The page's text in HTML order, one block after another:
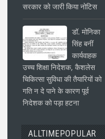
सरकार को जारी किया नोटिस
डॉ. मोनिका
सिंह बनीं
कार्यवाहक
उच्च शिक्षा निदेशक, कैशलेस
चिकित्सा सुविधा की तैयारियों को
गति न दे पाने के कारण पूर्व
निदेशक को पड़ा हटना
ALLTIMEPOPULAR